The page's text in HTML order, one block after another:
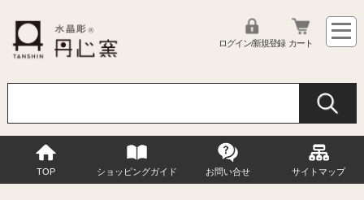
ログイン/新規登録 カート
TOP ショッピングガイド お問い合せ サイトマップ